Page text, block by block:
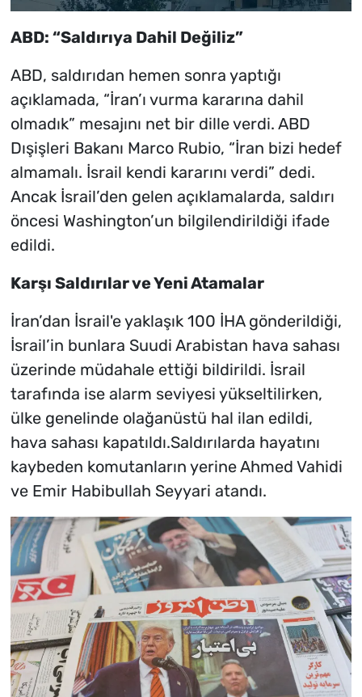
ABD: “Saldırıya Dahil Değiliz”
ABD, saldırıdan hemen sonra yaptığı
açıklamada, “İran’ı vurma kararına dahil
olmadık” mesajını net bir dille verdi. ABD
Dışişleri Bakanı Marco Rubio, “İran bizi hedef
almamalı. İsrail kendi kararını verdi” dedi.
Ancak İsrail’den gelen açıklamalarda, saldırı
öncesi Washington’un bilgilendirildiği ifade
edildi.
Karşı Saldırılar ve Yeni Atamalar
İran’dan İsrail'e yaklaşık 100 İHA gönderildiği,
İsrail’in bunlara Suudi Arabistan hava sahası
üzerinde müdahale ettiği bildirildi. İsrail
tarafında ise alarm seviyesi yükseltilirken,
ülke genelinde olağanüstü hal ilan edildi,
hava sahası kapatıldı.Saldırılarda hayatını
kaybeden komutanların yerine Ahmed Vahidi
ve Emir Habibullah Seyyari atandı.